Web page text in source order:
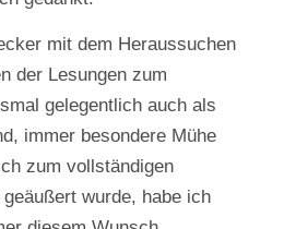
mit dem Heraussuchen
der Lesungen zum
gelegentlich auch als
immer besondere Mühe
zum vollständigen
wurde, habe ich